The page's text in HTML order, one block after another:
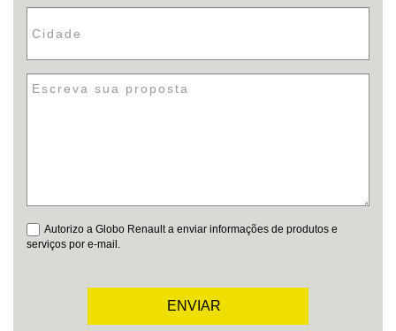
Autorizo a Globo Renault a enviar informações de produtos e
serviços por e-mail.